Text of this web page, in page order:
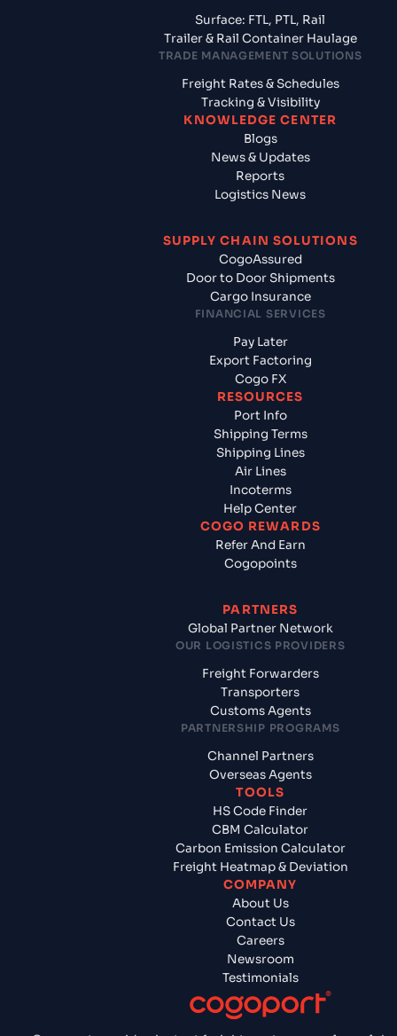
Surface: FTL, PTL, Rail
Trailer & Rail Container Haulage
TRADE MANAGEMENT SOLUTIONS
Freight Rates & Schedules
Tracking & Visibility
KNOWLEDGE CENTER
Blogs
News & Updates
Reports
Logistics News
SUPPLY CHAIN SOLUTIONS
CogoAssured
Door to Door Shipments
Cargo Insurance
FINANCIAL SERVICES
Pay Later
Export Factoring
Cogo FX
RESOURCES
Port Info
Shipping Terms
Shipping Lines
Air Lines
Incoterms
Help Center
COGO REWARDS
Refer And Earn
Cogopoints
PARTNERS
Global Partner Network
OUR LOGISTICS PROVIDERS
Freight Forwarders
Transporters
Customs Agents
PARTNERSHIP PROGRAMS
Channel Partners
Overseas Agents
TOOLS
HS Code Finder
CBM Calculator
Carbon Emission Calculator
Freight Heatmap & Deviation
COMPANY
About Us
Contact Us
Careers
Newsroom
Testimonials